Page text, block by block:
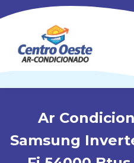
Ar
Samsung